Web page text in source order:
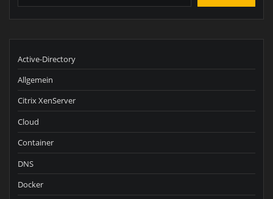
Active-Directory
Allgemein
Citrix XenServer
Cloud
Container
DNS
Docker